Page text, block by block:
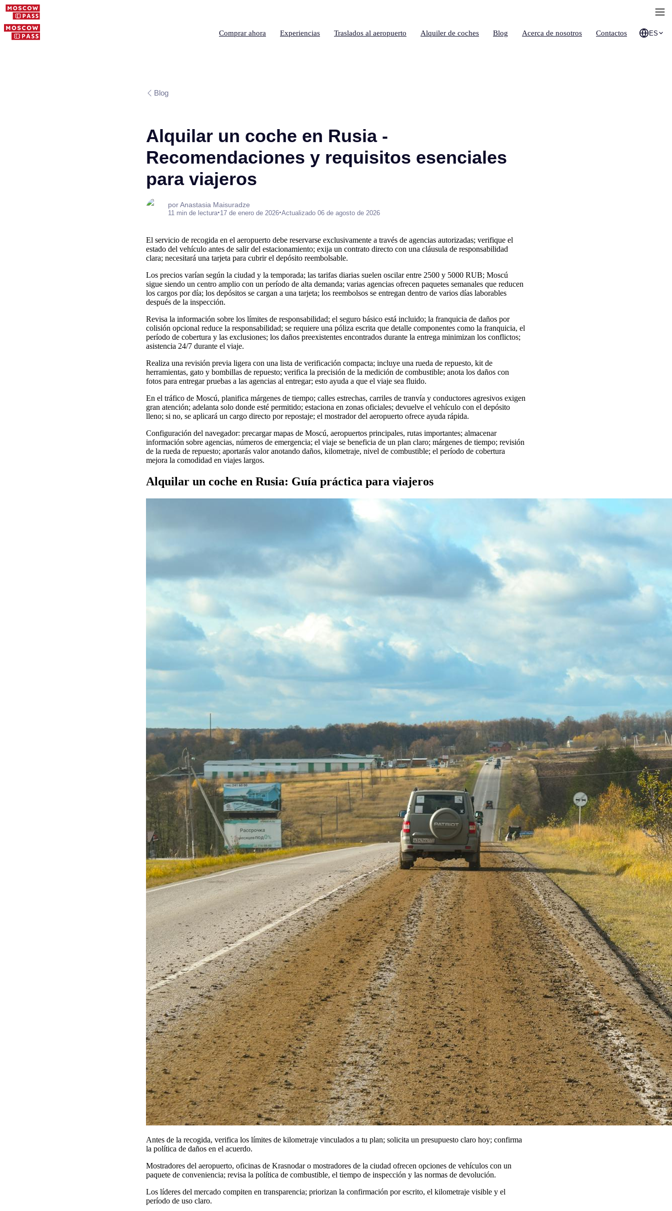
Comprar ahora Experiencias Traslados al aeropuerto Alquiler de coches Blog Acerca de nosotros Contactos ES
Blog
Alquilar un coche en Rusia -
Recomendaciones y requisitos esenciales
para viajeros
por Anastasia Maisuradze
11 min de lectura•17 de enero de 2026•Actualizado 06 de agosto de 2026
El servicio de recogida en el aeropuerto debe reservarse exclusivamente a través de agencias autorizadas; verifique el
estado del vehículo antes de salir del estacionamiento; exija un contrato directo con una cláusula de responsabilidad
clara; necesitará una tarjeta para cubrir el depósito reembolsable.
Los precios varían según la ciudad y la temporada; las tarifas diarias suelen oscilar entre 2500 y 5000 RUB; Moscú
sigue siendo un centro amplio con un período de alta demanda; varias agencias ofrecen paquetes semanales que reducen
los cargos por día; los depósitos se cargan a una tarjeta; los reembolsos se entregan dentro de varios días laborables
después de la inspección.
Revisa la información sobre los límites de responsabilidad; el seguro básico está incluido; la franquicia de daños por
colisión opcional reduce la responsabilidad; se requiere una póliza escrita que detalle componentes como la franquicia, el
período de cobertura y las exclusiones; los daños preexistentes encontrados durante la entrega minimizan los conflictos;
asistencia 24/7 durante el viaje.
Realiza una revisión previa ligera con una lista de verificación compacta; incluye una rueda de repuesto, kit de
herramientas, gato y bombillas de repuesto; verifica la precisión de la medición de combustible; anota los daños con
fotos para entregar pruebas a las agencias al entregar; esto ayuda a que el viaje sea fluido.
En el tráfico de Moscú, planifica márgenes de tiempo; calles estrechas, carriles de tranvía y conductores agresivos exigen
gran atención; adelanta solo donde esté permitido; estaciona en zonas oficiales; devuelve el vehículo con el depósito
lleno; si no, se aplicará un cargo directo por repostaje; el mostrador del aeropuerto ofrece ayuda rápida.
Configuración del navegador: precargar mapas de Moscú, aeropuertos principales, rutas importantes; almacenar
información sobre agencias, números de emergencia; el viaje se beneficia de un plan claro; márgenes de tiempo; revisión
de la rueda de repuesto; aportarás valor anotando daños, kilometraje, nivel de combustible; el período de cobertura
mejora la comodidad en viajes largos.
Alquilar un coche en Rusia: Guía práctica para viajeros
Antes de la recogida, verifica los límites de kilometraje vinculados a tu plan; solicita un presupuesto claro hoy; confirma
la política de daños en el acuerdo.
Mostradores del aeropuerto, oficinas de Krasnodar o mostradores de la ciudad ofrecen opciones de vehículos con un
paquete de conveniencia; revisa la política de combustible, el tiempo de inspección y las normas de devolución.
Los líderes del mercado compiten en transparencia; priorizan la confirmación por escrito, el kilometraje visible y el
período de uso claro.